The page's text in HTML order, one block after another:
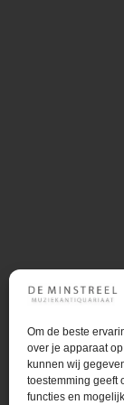
Om de beste
over je apparaat
kunnen wij
toestemming geeft
functies en